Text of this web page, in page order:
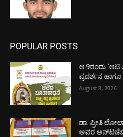
POPULAR POSTS
ಆ.9ರಂದು ‘ಆಟಿ
ಪ್ರದರ್ಶನ
August 8, 2026
ಡಾ. ಪ್ರೀತಿ
ಅವರ